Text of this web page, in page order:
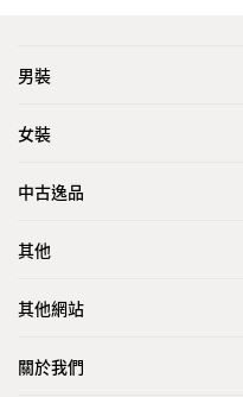
男裝
女裝
中古逸品
其他
其他網站
關於我們